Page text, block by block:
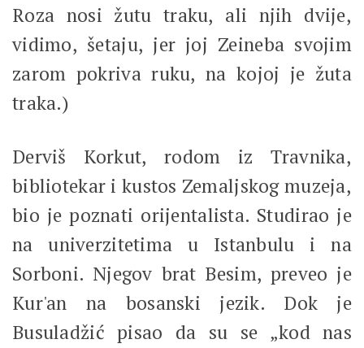
Roza nosi žutu traku, ali njih dvije,
vidimo, šetaju, jer joj Zeineba svojim
zarom pokriva ruku, na kojoj je žuta
traka.)
Derviš Korkut, rodom iz Travnika,
bibliotekar i kustos Zemaljskog muzeja,
bio je poznati orijentalista. Studirao je
na univerzitetima u Istanbulu i na
Sorboni. Njegov brat Besim, preveo je
Kur'an na bosanski jezik. Dok je
Busuladžić pisao da su se „kod nas